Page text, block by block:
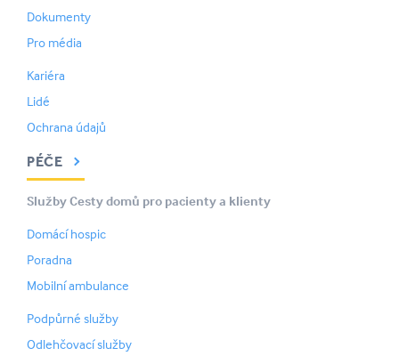
Dokumenty
Pro média
Kariéra
Lidé
Ochrana údajů
PÉČE
Služby Cesty domů pro pacienty a klienty
Domácí hospic
Poradna
Mobilní ambulance
Podpůrné služby
Odlehčovací služby